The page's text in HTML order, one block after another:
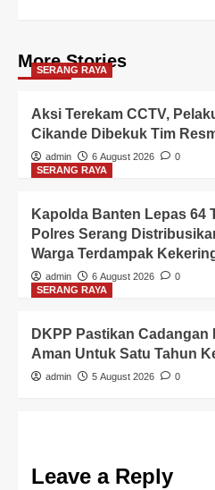
More Stories
SERANG RAYA
Aksi Terekam CCTV,
Cikande Dibekuk Tim
admin 6 August 2026
0
SERANG RAYA
Kapolda Banten Lepas 64
Polres Serang
Warga Terdampak
admin 6 August 2026
0
SERANG RAYA
DKPP Pastikan Cadangan
Aman Untuk Satu Tahun
admin 5 August 2026 0
Leave a Reply